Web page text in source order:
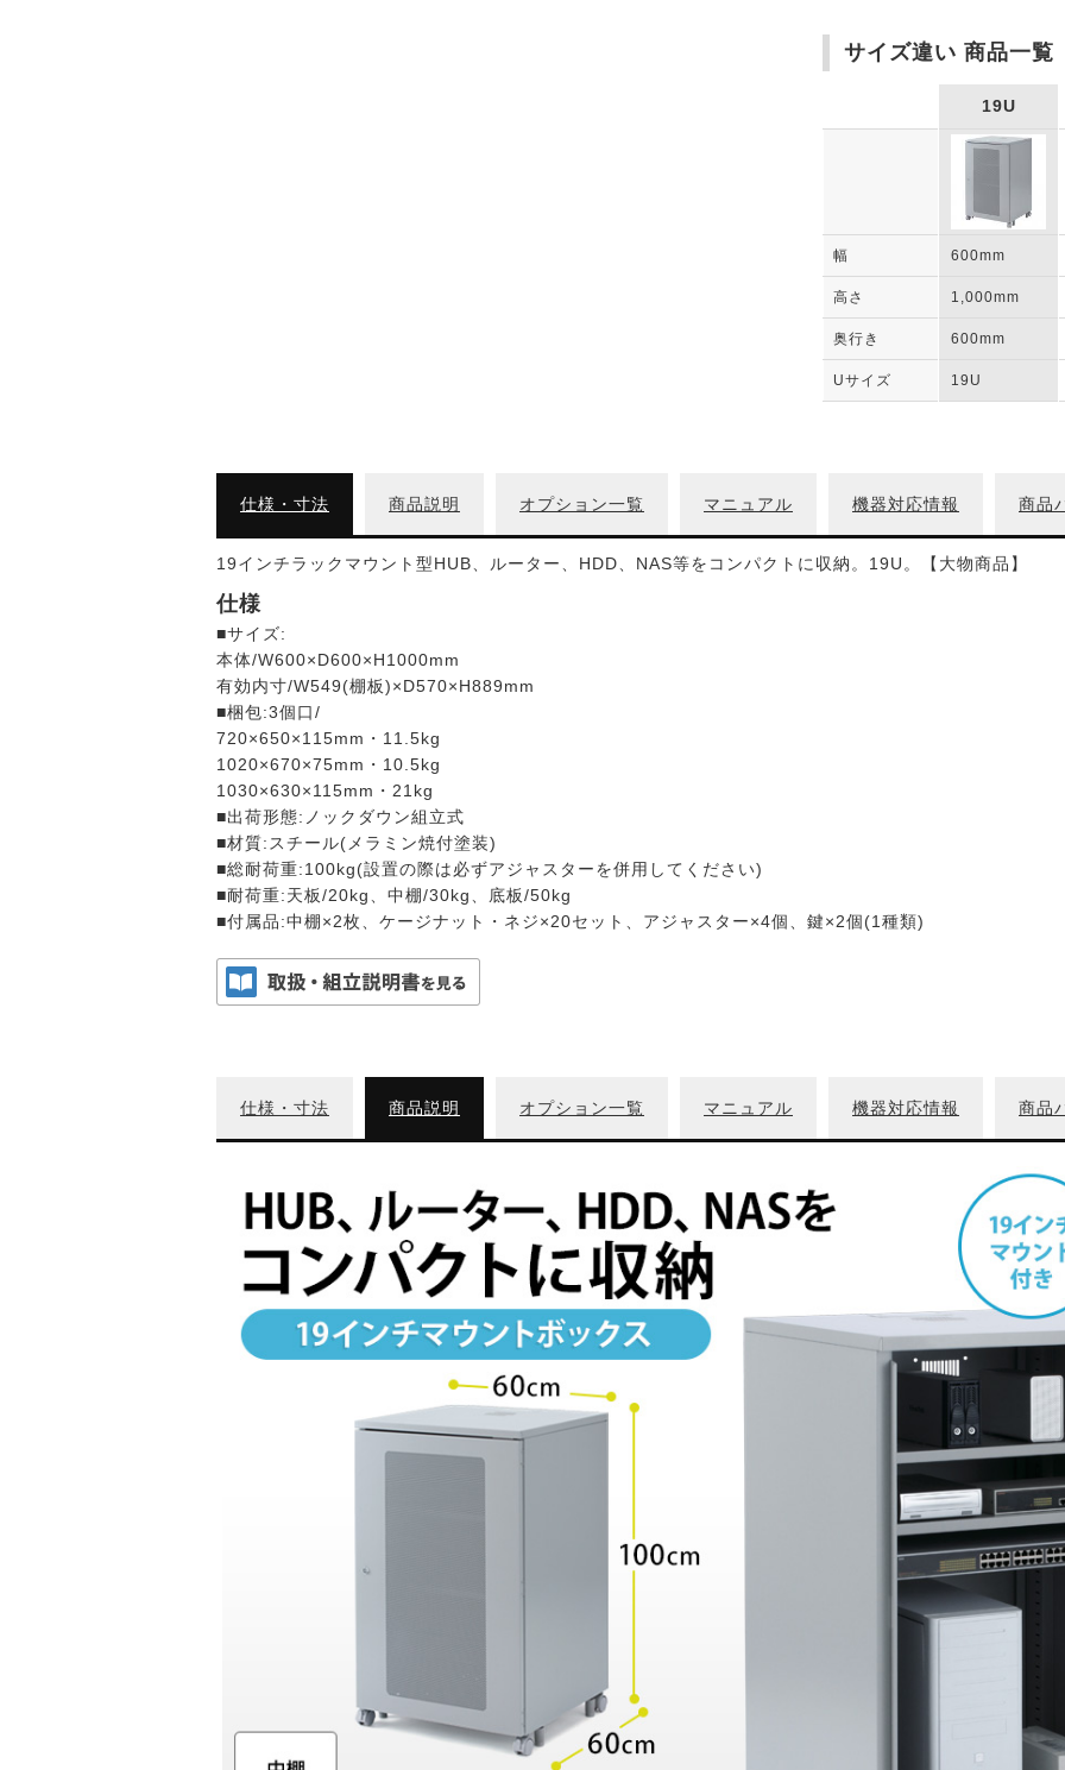
サイズ違い 商品一覧
19U
幅 600mm
高さ 1,000mm
奥行き 600mm
Uサイズ 19U
仕様・寸法 商品説明 オプション一覧 マニュアル 機器対応情報 商品
19インチラックマウント型HUB、ルーター、HDD、NAS等をコンパクトに収納。19U。【大物商品】
仕様
■サイズ:
本体/W600×D600×H1000mm
有効内寸/W549(棚板)×D570×H889mm
■梱包:3個口/
720×650×115mm・11.5kg
1020×670×75mm・10.5kg
1030×630×115mm・21kg
■出荷形態:ノックダウン組立式
■材質:スチール(メラミン焼付塗装)
■総耐荷重:100kg(設置の際は必ずアジャスターを併用してください)
■耐荷重:天板/20kg、中棚/30kg、底板/50kg
■付属品:中棚×2枚、ケージナット・ネジ×20セット、アジャスター×4個、鍵×2個(1種類)
仕様・寸法 商品説明 オプション一覧 マニュアル 機器対応情報 商品